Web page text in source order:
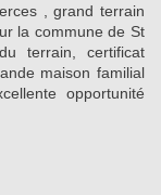
, grand terrain
la commune de St
terrain, certificat
maison familial
opportunité